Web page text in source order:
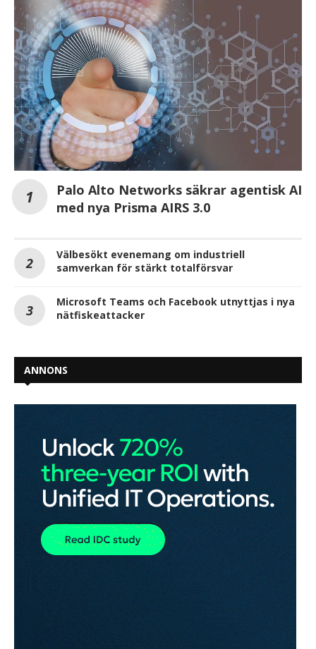
Palo Alto Networks säkrar agentisk AI
med nya Prisma AIRS 3.0
Välbesökt evenemang om industriell
samverkan för stärkt totalförsvar
Microsoft Teams och Facebook utnyttjas i nya
nätfiskeattacker
ANNONS